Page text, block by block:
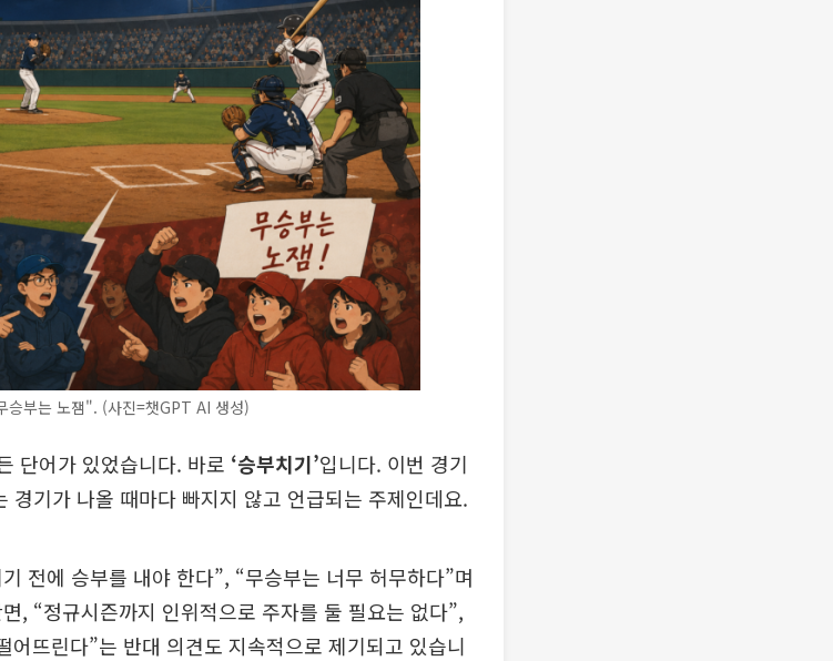
부는 노잼". (사진=챗GPT AI 생성)
단어가 있었습니다. 바로 ‘승부치기’입니다. 이번 경기
경기가 나올 때마다 빠지지 않고 언급되는 주제인데요.
전에 승부를 내야 한다”, “무승부는 너무 허무하다”며
, “정규시즌까지 인위적으로 주자를 둘 필요는 없다”,
어뜨린다”는 반대 의견도 지속적으로 제기되고 있습니